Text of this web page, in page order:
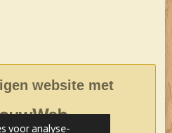
voor analyse-
website met